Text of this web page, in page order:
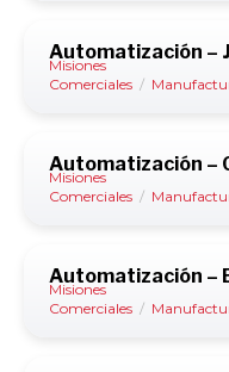
Automatización –
Misiones
Comerciales /
Automatización –
Misiones
Comerciales /
Automatización –
Misiones
Comerciales /